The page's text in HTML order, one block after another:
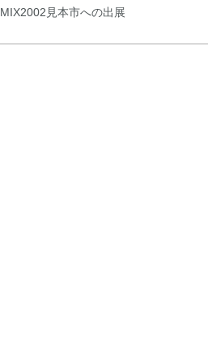
MIX2002見本市への出展